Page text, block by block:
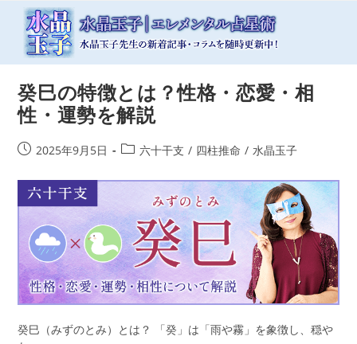
癸巳の特徴とは？性格・恋愛・相
性・運勢を解説
投
公
開
日:
2025年9月5日
投
カ
ゴ
リ
ー:
六十干支 / 四柱推命 / 水晶玉子
癸巳（みずのとみ）とは？ 「癸」は「雨や霧」を象徴し、穏や